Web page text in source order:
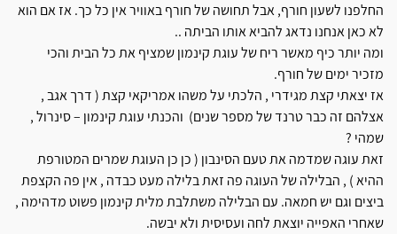
החלפנו לשעון חורף, אבל תחושה של חורף באוויר אין כל כך. אז אם הוא
לא כאן אנחנו נדאג להביא אותו הביתה ..
ומה יותר כיף מאשר ריח של עוגת קינמון שמציף את כל הבית והכי
מזכיר ימים של חורף.
אז יצאתי קצת מגידרי , הלכתי על משהו אמריקאי קצת ( דרך אגב ,
אצלהם זה כבר טרנד של מספר שנים) והכנתי עוגת קינמון – סינרול ,
שמהי ?
זאת עוגה שמדמה את טעם הסינבון ( כן כן העוגת שמרים המטורפת
ההיא ) , הבלילה של העוגה פה זאת בלילה מעט כבדה , אין פה הקצפת
ביצים וגם יש חמאה. עם הבלילה משתלבת מלית קינמון פשוט מדהימה ,
שאחרי האפייה יוצאת לחה ועסיסית ולא יבשה.